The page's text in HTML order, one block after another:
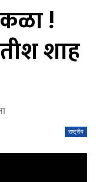
!
शाह
राष्ट्रीय